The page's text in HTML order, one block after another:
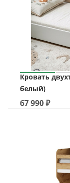
Кровать
белый)
67 990₽